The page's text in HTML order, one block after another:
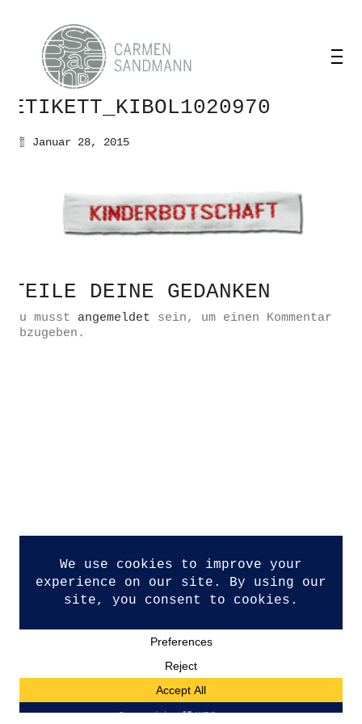
ETIKETT_KIBOL1020970
Januar 28, 2015
TEILE DEINE GEDANKEN
Du musst angemeldet sein, um einen Kommentar
abzugeben.
© Copyright 2026. All Rights Reserved.